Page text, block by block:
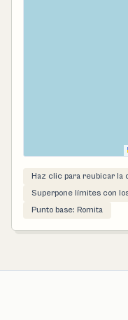
Haz clic para reubicar la
Superpone límites con
Punto base: Romita